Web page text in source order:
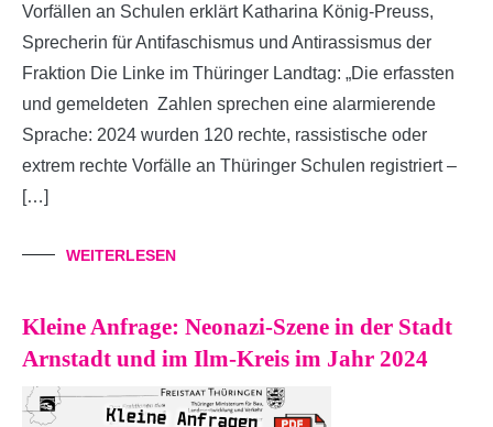
Vorfällen an Schulen erklärt Katharina König-Preuss,
Sprecherin für Antifaschismus und Antirassismus der
Fraktion Die Linke im Thüringer Landtag: „Die erfassten
und gemeldeten Zahlen sprechen eine alarmierende
Sprache: 2024 wurden 120 rechte, rassistische oder
extrem rechte Vorfälle an Thüringer Schulen registriert –
[…]
WEITERLESEN
Kleine Anfrage: Neonazi-Szene in der Stadt
Arnstadt und im Ilm-Kreis im Jahr 2024